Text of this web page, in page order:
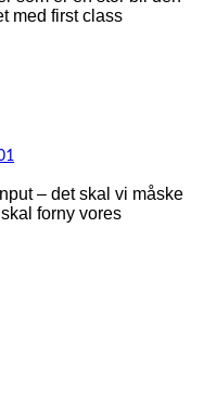
med first class
– det skal vi måske
forny vores